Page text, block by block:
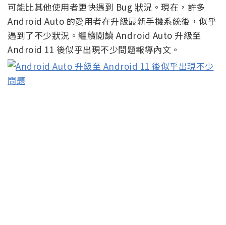
可能比其他使用者更快遇到 Bug 狀況。現在，許多
Android Auto 的愛用者在升級最新手機系統後，似乎
遇到了不少狀況。繼續閱讀 Android Auto 升級至
Android 11 後似乎出現不少問題報導內文。